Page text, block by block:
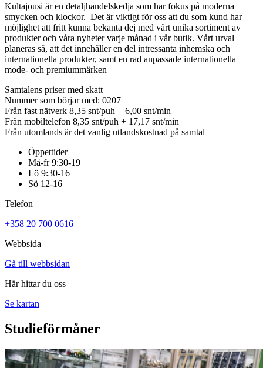
Kultajousi är en detaljhandelskedja som har fokus på moderna
smycken och klockor. Det är viktigt för oss att du som kund har
möjlighet att fritt kunna bekanta dej med vårt unika sortiment av
produkter och våra nyheter varje månad i vår butik. Vårt urval
planeras så, att det innehåller en del intressanta inhemska och
internationella produkter, samt en rad anpassade internationella
mode- och premiummärken
Samtalens priser med skatt
Nummer som börjar med: 0207
Från fast nätverk 8,35 snt/puh + 6,00 snt/min
Från mobiltelefon 8,35 snt/puh + 17,17 snt/min
Från utomlands är det vanlig utlandskostnad på samtal
Öppettider
Må-fr 9:30-19
Lö 9:30-16
Sö 12-16
Telefon
+358 20 700 0616
Webbsida
Gå till webbsidan
Här hittar du oss
Se kartan
Studieförmåner